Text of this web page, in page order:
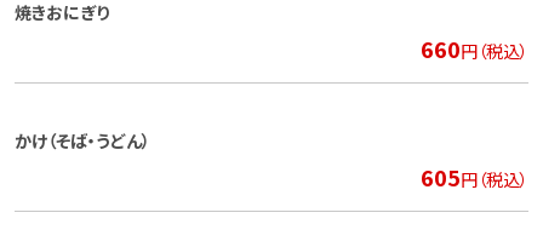
焼きおにぎり
660円（税込）
かけ（そば・うどん）
605円（税込）